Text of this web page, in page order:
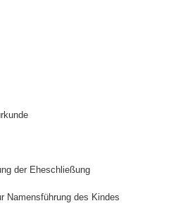
der Eheschließung
Namensführung des Kindes